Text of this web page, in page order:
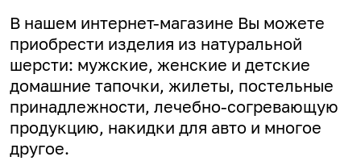
В нашем интернет-магазине Вы можете
приобрести изделия из натуральной
шерсти: мужские, женские и детские
домашние тапочки, жилеты, постельные
принадлежности, лечебно-согревающую
продукцию, накидки для авто и многое
другое.